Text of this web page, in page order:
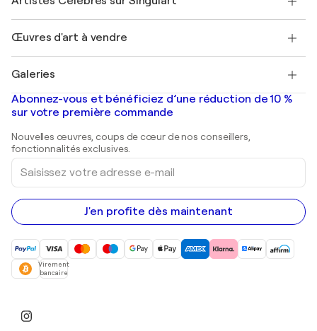
+33 1 76 44 06 42
Magazine Singulart
Emplois
Découvrez une sélection d'art original
Marc Chagall
Banksy
Mr. Brainwash
Shepard Fairey
Œuvres d'art à vendre
Tableaux abstraits à vendre
Peintures de paysage
Estampes
Peintures acryliques
Galeries
Galeries d'art en France
Galeries d'art en Belgique
Abonnez-vous et bénéficiez d’une réduction de 10 %
sur votre première commande
Nouvelles œuvres, coups de cœur de nos conseillers,
fonctionnalités exclusives.
Saisissez
votre
adresse
e-
mail
J'en profite dès maintenant
Virement
bancaire